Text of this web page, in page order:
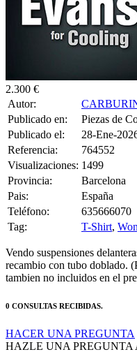
Autor:
Publicado en:
Piezas de
Publicado el:
28-Ene-
Referencia:
764552
Visualizaciones:
1499
Provincia:
Barcelona
Pais:
España
Teléfono:
635666070
Tag:
T-Shirt,
Vendo suspensiones
recambio con tubo doblado.
tambien no incluidos en el
HAZLE UNA PREGUNTA
rssp para 206”